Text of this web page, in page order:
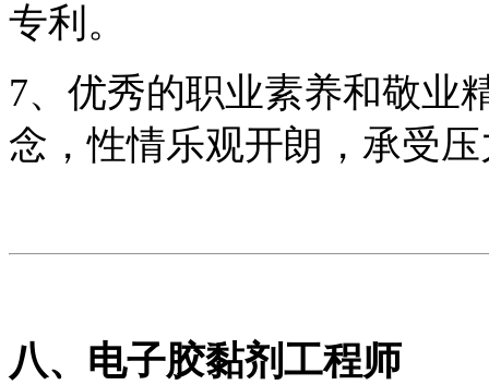
专利。
7、优秀的职业素养和敬业
念，性情乐观开朗，承受
八、电子胶黏剂工程师